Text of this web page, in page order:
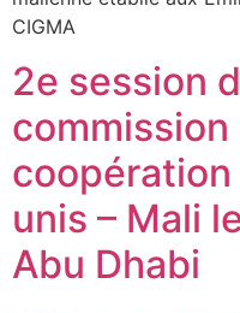
CIGMA
2e session
coopération
unis – Mali
Abu Dhabi